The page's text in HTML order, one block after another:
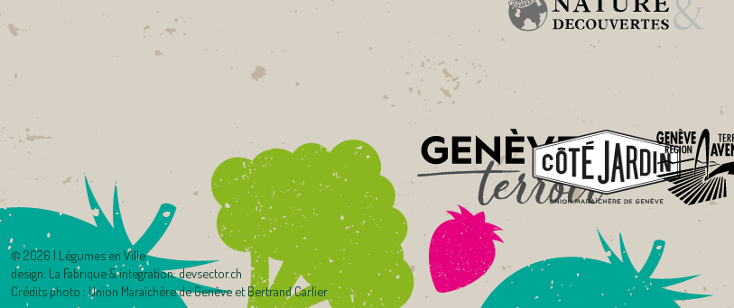
© 2026 | Légumes en Ville
design: La Fabrique& integration:devsector.ch
Crédits photo : Union Maraîchère de Genève et Bertrand Carlier